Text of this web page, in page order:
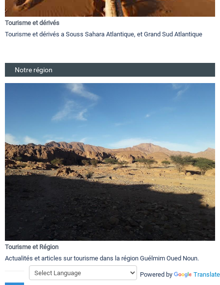
Tourisme et dérivés
Tourisme et dérivés a Souss Sahara Atlantique, et Grand Sud Atlantique
Notre région
Tourisme et Région
Actualités et articles sur tourisme dans la région Guélmim Oued Noun.
Powered by Translate